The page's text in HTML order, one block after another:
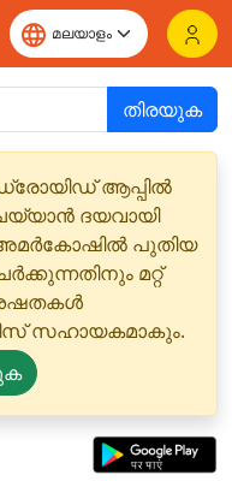
തിരയുക
ആപ്പിൽ
ദയവായി
പുതിയ
മറ്റ്
സഹായകമാകും.